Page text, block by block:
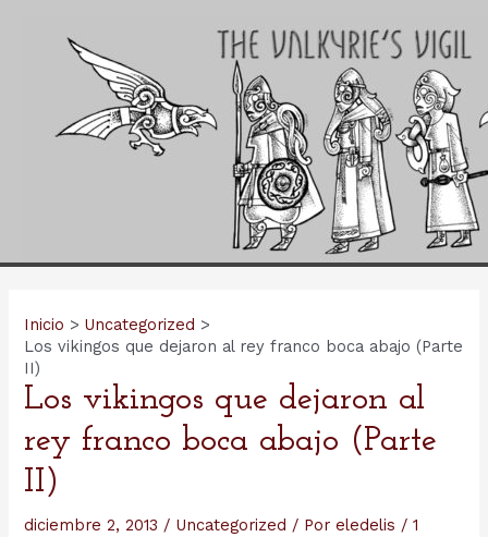
Inicio
Uncategorized
Los vikingos que dejaron al rey franco boca abajo (Parte
II)
Los vikingos que dejaron al
rey franco boca abajo (Parte
II)
diciembre 2, 2013 / Uncategorized / Poreledelis /1